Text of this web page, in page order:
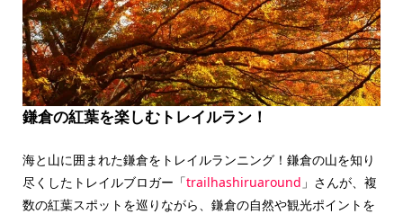
鎌倉の紅葉を楽しむトレイルラン！
海と山に囲まれた鎌倉をトレイルランニング！鎌倉の山を知り
尽くしたトレイルブロガー「trailhashiruaround 」さんが、複
数の紅葉スポットを巡りながら、鎌倉の自然や観光ポイントを